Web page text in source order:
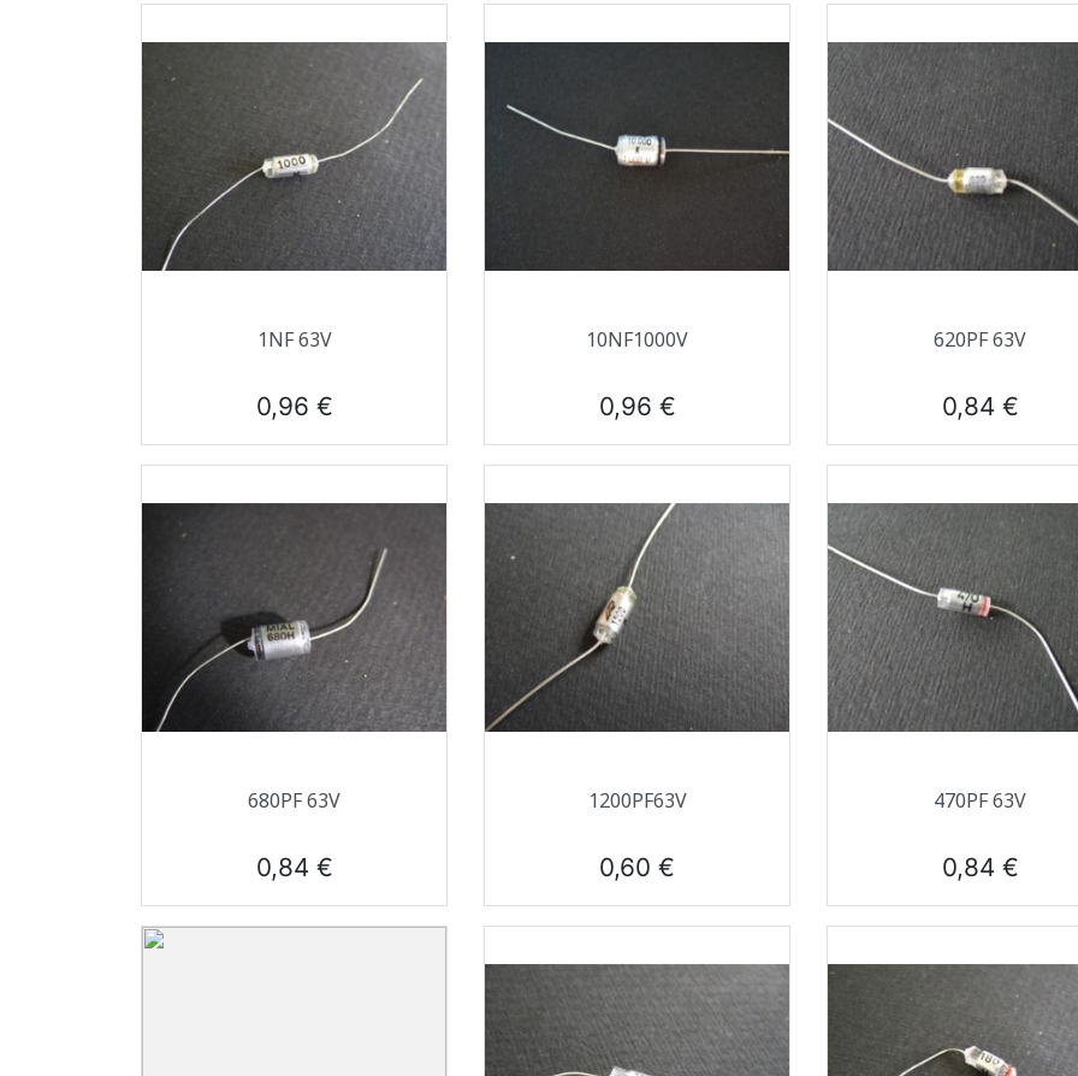
Aperçu rapide
1NF 63V
Prix
0,96 €
Aperçu rapide
10NF1000V
Prix
0,96 €
Aperçu rapide
620PF 63V
Prix
0,84 €
Aperçu rapide
680PF 63V
Prix
0,84 €
Aperçu rapide
1200PF63V
Prix
0,60 €
Aperçu rapide
470PF 63V
Prix
0,84 €